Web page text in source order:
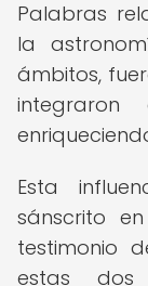
Palabras
la
ámbitos,
Esta
sánscrito
testimonio
estas dos